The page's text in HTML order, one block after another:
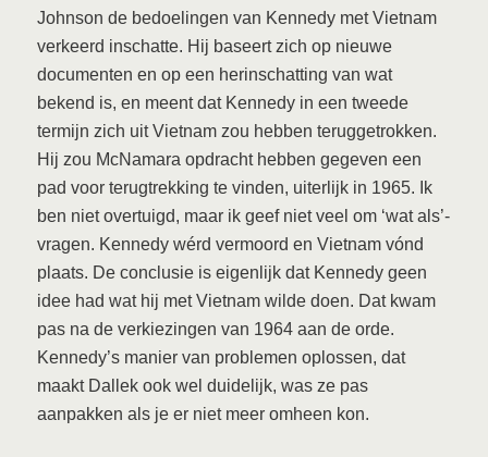
Johnson de bedoelingen van Kennedy met Vietnam
verkeerd inschatte. Hij baseert zich op nieuwe
documenten en op een herinschatting van wat
bekend is, en meent dat Kennedy in een tweede
termijn zich uit Vietnam zou hebben teruggetrokken.
Hij zou McNamara opdracht hebben gegeven een
pad voor terugtrekking te vinden, uiterlijk in 1965. Ik
ben niet overtuigd, maar ik geef niet veel om ‘wat als’-
vragen. Kennedy wérd vermoord en Vietnam vónd
plaats. De conclusie is eigenlijk dat Kennedy geen
idee had wat hij met Vietnam wilde doen. Dat kwam
pas na de verkiezingen van 1964 aan de orde.
Kennedy’s manier van problemen oplossen, dat
maakt Dallek ook wel duidelijk, was ze pas
aanpakken als je er niet meer omheen kon.